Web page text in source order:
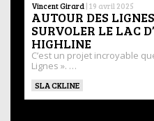
Vincent Girard | 19 avril 2025
AUTOUR DES
SURVOLER LE LAC
HIGHLINE
C’est un projet incroyable
Lignes ». …
SLACKLINE